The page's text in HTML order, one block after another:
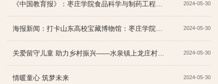
2024-05-30
2024-05-30
关爱留守儿童 助力乡村振兴——水泉镇上龙庄村第一书记组织开展“庆六一”关爱留守儿童助学活动 2024-05-30
情暖童心 筑梦未来 2024-05-30